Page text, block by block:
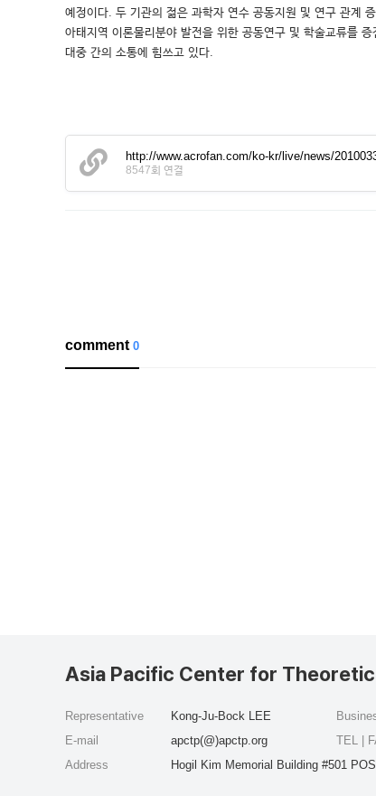
예정이다. 두 기관의 젊은 과학자 연수 공동지원 및 연구 관계
아태지역 이론물리분야 발전을 위한 공동연구 및 학술교류를
대중 간의 소통에 힘쓰고 있다.
http://www.acrofan.com/ko-kr/live/news/
8547회 연결
comment0
Asia Pacific Center for
Representative
Kong-Ju-Bock LEE
E-mail
apctp(@)apctp.org
Address
Hogil Kim Memorial Building #501
TEL |